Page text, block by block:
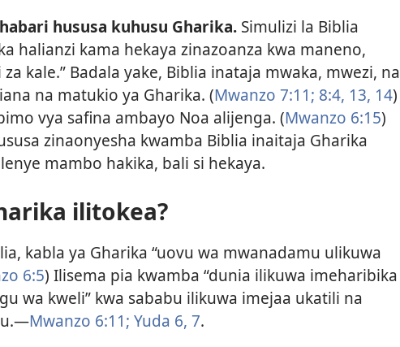
hususa kuhusu Gharika.Simulizi la Biblia
halianzi kama hekaya zinazoanza kwa maneno,
za kale.” Badala yake, Biblia inataja mwaka, mwezi, na
na matukio ya Gharika. (Mwanzo 7:11; 8:4, 13, 14)
vya safina ambayo Noa alijenga. (Mwanzo 6:15)
zinaonyesha kwamba Biblia inaitaja Gharika
mambo hakika, bali si hekaya.
ilitokea?
kabla ya Gharika “uovu wa mwanadamu ulikuwa
6:5) Ilisema pia kwamba “dunia ilikuwa imeharibika
wa kweli” kwa sababu ilikuwa imejaa ukatili na
Mwanzo 6:11; Yuda 6, 7.